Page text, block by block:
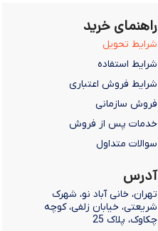
راهنمای خرید
شرایط تحویل
شرایط استفاده
شرایط فروش اعتباری
فروش سازمانی
خدمات پس از فروش
سوالات متداول
آدرس
تهران، خانی آباد نو، شهرک
شریعتی، خیابان زلفی، کوچه
چکاوک، پلاک 25